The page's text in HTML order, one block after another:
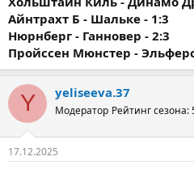
Айнтрахт Б - Шальке - 1:3
Нюрнберг - Ганновер - 2:3
Пройссен Мюнстер -
Y yeliseeva.37
Модератор Рейтинг сезона:
17.12.2025